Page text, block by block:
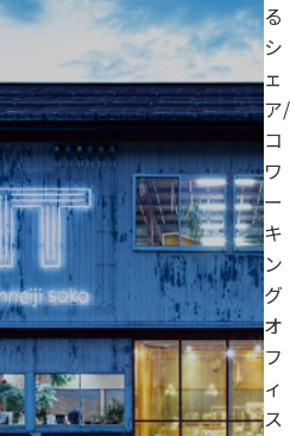
る
シ
ェ
ア/
コ
ワ
ー
キ
ン
グ
オ
フ
ィ
ス